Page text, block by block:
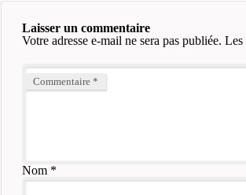
Laisser un commentaire
Votre adresse e-mail ne sera pas publiée. Les
Commentaire *
Nom*